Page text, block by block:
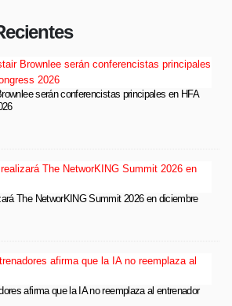
serán conferencistas principales en HFA
The NetworKING Summit 2026 en diciembre
afirma que la IA no reemplaza al entrenador